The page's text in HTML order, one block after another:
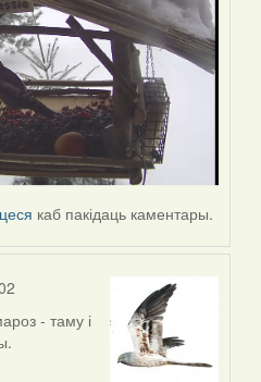
каб пакідаць каментары.
- таму і